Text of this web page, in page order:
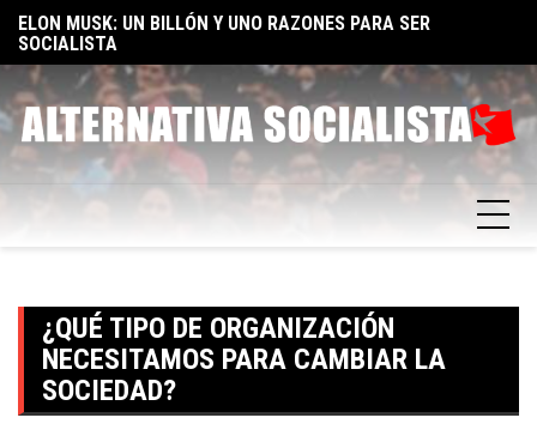
Skip
content
ELON MUSK: UN BILLÓN Y UNO RAZONES PARA SER
SOCIALISTA
¿QUÉ TIPO DE ORGANIZACIÓN
NECESITAMOS PARA CAMBIAR LA
SOCIEDAD?